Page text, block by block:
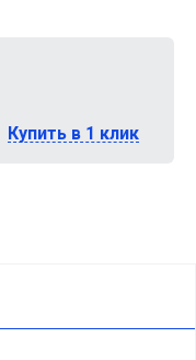
Купить в 1 клик